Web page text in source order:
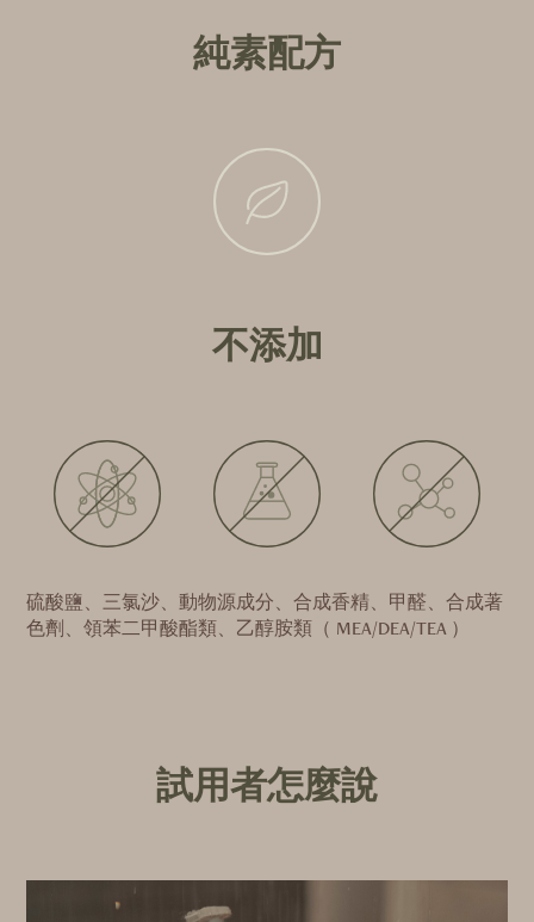
純素配方
不添加
硫酸鹽、三氯沙、動物源成分、合成香精、甲醛、合成著
色劑、領苯二甲酸酯類、乙醇胺類（ MEA/DEA/TEA ）
試用者怎麼說